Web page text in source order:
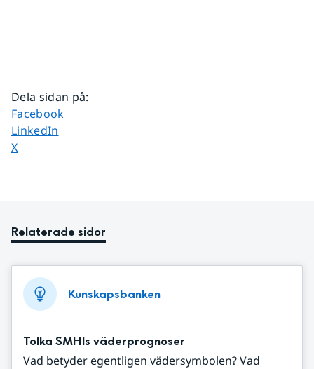
Dela sidan på:
Dela sidan på
Facebook
Dela sidan på
LinkedIn
Dela sidan på
X
Relaterade sidor
Kunskapsbanken
Tolka SMHIs väderprognoser
Vad betyder egentligen vädersymbolen? Vad